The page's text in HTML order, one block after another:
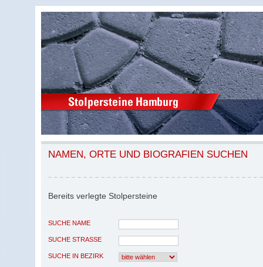
NAMEN, ORTE UND BIOGRAFIEN SUCHEN
Bereits verlegte Stolpersteine
SUCHE NAME
SUCHE STRASSE
SUCHE IN BEZIRK